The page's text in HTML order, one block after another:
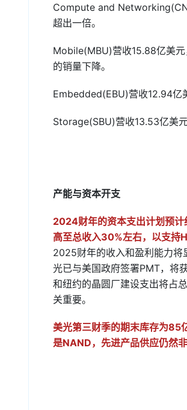
Compute and
超出一倍。
Mobile(MBU)营收15.88亿美
的销量下降。
Embedded(EBU)营收12.94亿
Storage(SBU)营收13.53亿美
产能与资本开支
2024财年的资本支出计划预
高至总收入30%左右，以支持
2025财年的收入和盈利能力
光已与美国政府签署PMT，将
和纽约的晶圆厂建设支出将占
关重要。
美光第三财季的期末库存为85
是NAND，先进产品供应仍然非